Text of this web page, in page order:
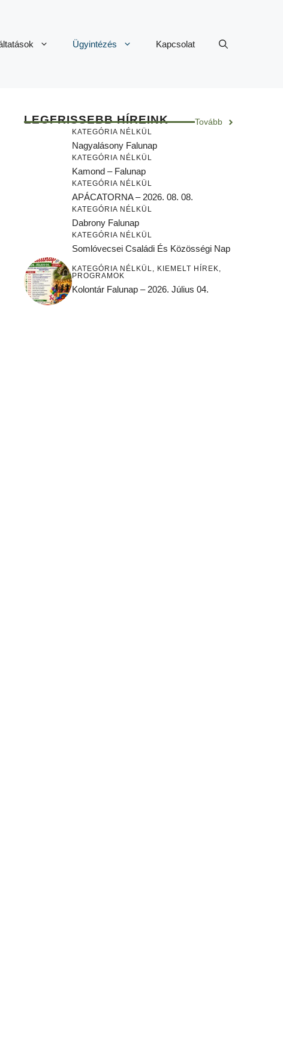
Ügyintézés Kapcsolat
LEGFRISSEBB HÍREINK Tovább
KATEGÓRIA NÉLKÜL
Nagyalásony Falunap
KATEGÓRIA NÉLKÜL
Kamond – Falunap
KATEGÓRIA NÉLKÜL
APÁCATORNA – 2026. 08. 08.
KATEGÓRIA NÉLKÜL
Dabrony Falunap
KATEGÓRIA NÉLKÜL
Somlóvecsei Családi És Közösségi Nap
KATEGÓRIA NÉLKÜL, KIEMELT HÍREK,
PROGRAMOK
Kolontár Falunap – 2026. Július 04.